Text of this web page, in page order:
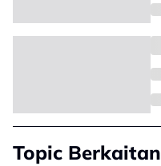
Topic Berkaitan